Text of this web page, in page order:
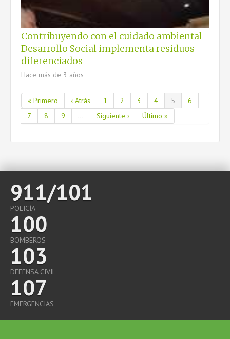
Contribuyendo con el cuidado ambiental
Desarrollo Social implementa residuos
diferenciados
Hace más de 3 años
« Primero ‹ Atrás 1 2 3 4 5
6
7
8 9 ... Siguiente › Último »
911/101
POLICÍA
100
BOMBEROS
103
DEFENSA CIVIL
107
EMERGENCIAS